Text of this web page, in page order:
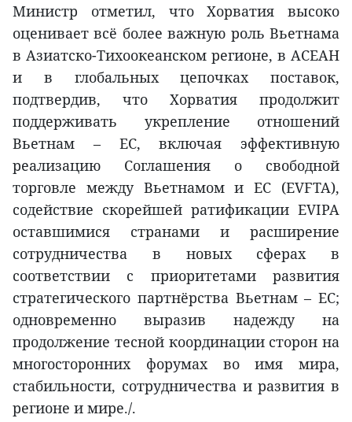
Министр отметил, что Хорватия высоко
оценивает всё более важную роль Вьетнама
в Азиатско-Тихоокеанском регионе, в АСЕАН
и в глобальных цепочках поставок,
подтвердив, что Хорватия продолжит
поддерживать укрепление отношений
Вьетнам – ЕС, включая эффективную
реализацию Соглашения о свободной
торговле между Вьетнамом и ЕС (EVFTA),
содействие скорейшей ратификации EVIPA
оставшимися странами и расширение
сотрудничества в новых сферах в
соответствии с приоритетами развития
стратегического партнёрства Вьетнам – ЕС;
одновременно выразив надежду на
продолжение тесной координации сторон на
многосторонних форумах во имя мира,
стабильности, сотрудничества и развития в
регионе и мире./.